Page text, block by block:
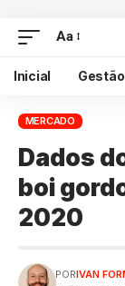
Aa
Inicial Gestão
MERCADO
Dados
boi
2020
PORIVAN